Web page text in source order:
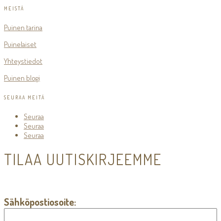
MEISTÄ
Puinen tarina
Puinelaiset
Yhteystiedot
Puinen blogi
SEURAA MEITÄ
Seuraa
Seuraa
Seuraa
TILAA UUTISKIRJEEMME
Sähköpostiosoite: